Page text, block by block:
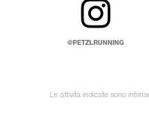
Le attività indicate sono